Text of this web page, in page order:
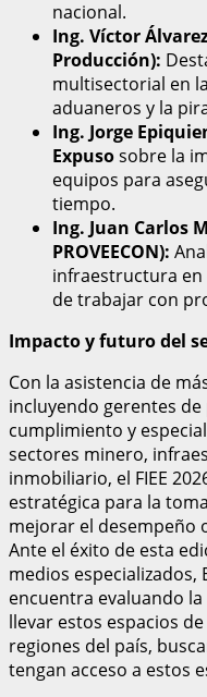
nacional.
Ing. Víctor
Producción):
multisectorial en
aduaneros y la
Ing. Jorge
Expusosobre la
equipos para
tiempo.
Ing. Juan Carlos
PROVEECON):
infraestructura
de trabajar con
Impacto y futuro del
Con la asistencia de
incluyendo gerentes
cumplimiento y
sectores minero,
inmobiliario, el FIEE
estratégica para la
mejorar el desempeño
Ante el éxito de esta
medios especializados,
encuentra evaluando
llevar estos espacios
regiones del país,
tengan acceso a estos